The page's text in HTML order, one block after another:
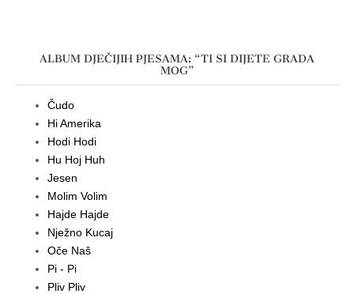
ALBUM DJEČIJIH PJESAMA: “TI SI DIJETE GRADA
MOG”
Čudo
Hi Amerika
Hodi Hodi
Hu Hoj Huh
Jesen
Molim Volim
Hajde Hajde
Nježno Kucaj
Oče Naš
Pi - Pi
Pliv Pliv